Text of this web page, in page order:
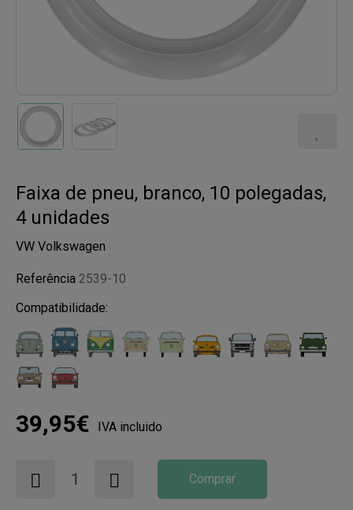
Faixa de pneu, branco, 10 polegadas,
4 unidades
VW Volkswagen
Referência 2539-10
Compatibilidade:
39,95€ IVA incluido
Comprar